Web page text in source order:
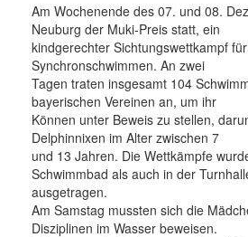
Am Wochenende des 07. und 08.
Neuburg der Muki-Preis statt, ein
kindgerechter Sichtungswettkampf
Synchronschwimmen. An zwei
Tagen traten insgesamt 104
bayerischen Vereinen an, um ihr
Können unter Beweis zu stellen,
Delphinnixen im Alter zwischen 7
und 13 Jahren. Die Wettkämpfe
Schwimmbad als auch in der
ausgetragen.
Am Samstag mussten sich die
Disziplinen im Wasser beweisen.